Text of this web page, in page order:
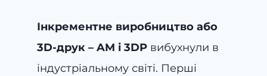
Інкрементне виробництво або
3D-друк – AM і 3DPвибухнули в
індустріальному світі. Перші